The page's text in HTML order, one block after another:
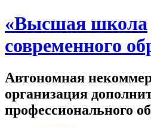
«Высшая школа
современного
Автономная
организация
профессионального